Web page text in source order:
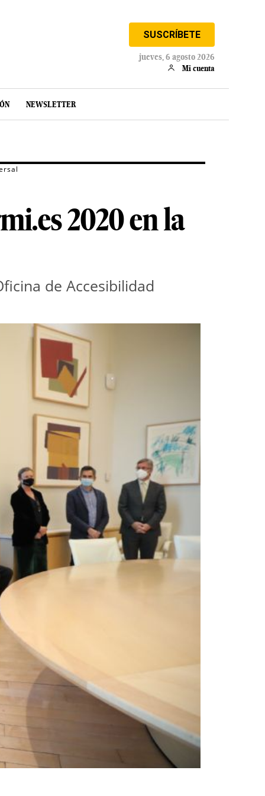
SUSCRÍBETE
jueves, 6 agosto 2026
Mi cuenta
NEWSLETTER
2020 en la
de Accesibilidad